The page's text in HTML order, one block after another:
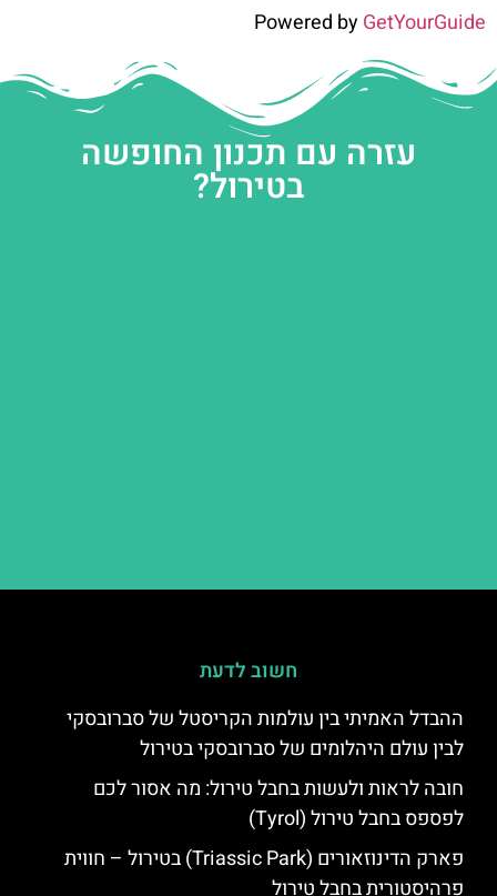
Powered byGetYourGuide
עזרה עם תכנון החופשה
בטירול?
חשוב לדעת
ההבדל האמיתי בין עולמות הקריסטל של סברובסקי
לבין עולם היהלומים של סברובסקי בטירול
חובה לראות ולעשות בחבל טירול: מה אסור לכם
לפספס בחבל טירול (Tyrol)
פארק הדינוזאורים (Triassic Park) בטירול – חווית
פרהיסטורית בחבל טירול